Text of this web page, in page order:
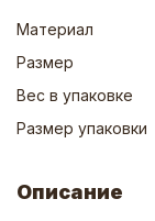
Материал
Размер
Вес в упаковке
Размер упаковки
Описание